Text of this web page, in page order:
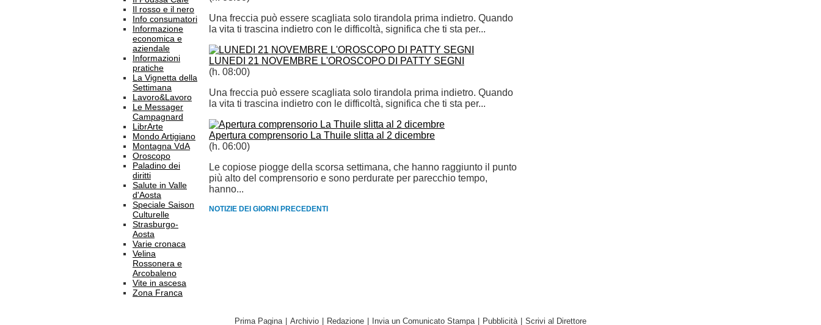
Il rosso e il nero
Info consumatori
Informazione
economica e
aziendale
Informazioni
pratiche
La Vignetta della
Settimana
Lavoro&Lavoro
Le Messager
Campagnard
LibrArte
Mondo Artigiano
Montagna VdA
Oroscopo
Paladino dei
diritti
Salute in Valle
d'Aosta
Speciale Saison
Culturelle
Strasburgo-
Aosta
Varie cronaca
Velina
Rossonera e
Arcobaleno
Vite in ascesa
Zona Franca
Una freccia può essere scagliata solo tirandola prima indietro. Quando
la vita ti trascina indietro con le difficoltà, significa che ti sta per...
LUNEDI 21 NOVEMBRE L'OROSCOPO DI PATTY SEGNI
(h. 08:00)
Una freccia può essere scagliata solo tirandola prima indietro. Quando
la vita ti trascina indietro con le difficoltà, significa che ti sta per...
Apertura comprensorio La Thuile slitta al 2 dicembre
(h. 06:00)
Le copiose piogge della scorsa settimana, che hanno raggiunto il punto
più alto del comprensorio e sono perdurate per parecchio tempo,
hanno...
NOTIZIE DEI GIORNI PRECEDENTI
Prima Pagina Archivio Redazione Invia un Comunicato Stampa Pubblicità Scrivi al Direttore